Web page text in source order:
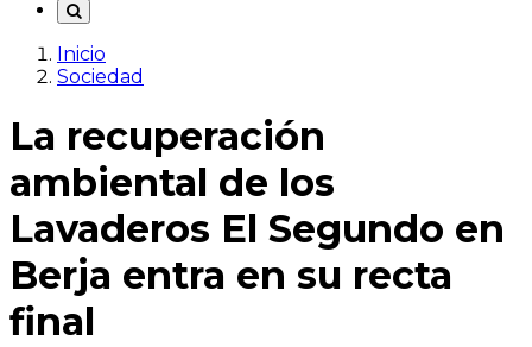
Inicio
Sociedad
La recuperación
ambiental de los
Lavaderos El Segundo en
Berja entra en su recta
final